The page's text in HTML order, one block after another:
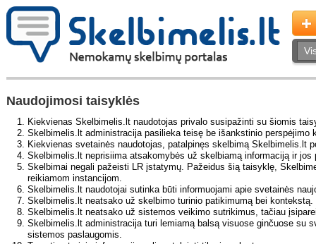
Naudojimosi taisyklės
Kiekvienas Skelbimelis.lt naudotojas privalo susipažinti su šiomis
Skelbimelis.lt administracija pasilieka teisę be išankstinio perspėjimo
Kiekvienas svetainės naudotojas, patalpinęs skelbimą Skelbimelis.lt
Skelbimelis.lt neprisiima atsakomybės už skelbiamą informaciją ir jos
Skelbimai negali pažeisti LR įstatymų. Pažeidus šią taisyklę,
reikiamom instancijom.
Skelbimelis.lt naudotojai sutinka būti informuojami apie svetainės
Skelbimelis.lt neatsako už skelbimo turinio patikimumą bei kontekstą.
Skelbimelis.lt neatsako už sistemos veikimo sutrikimus, tačiau
Skelbimelis.lt administracija turi lemiamą balsą visuose ginčuose su
sistemos paslaugomis.